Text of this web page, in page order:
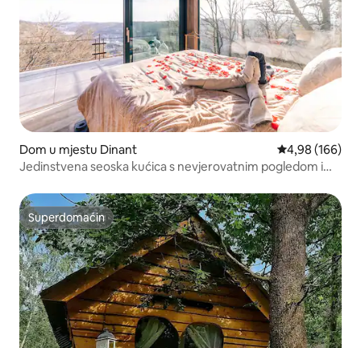
Dom u mjestu Dinant Prosječna
4,98 (166)
Jedinstvena seoska kućica s nevjerovatnim pogledom i
Superdomaćin
Superdomaćin